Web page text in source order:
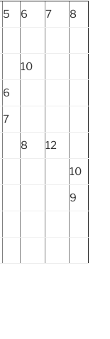
5 6 7 8
10
6
7
8 12
10
9